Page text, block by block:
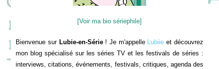
[Voir ma bio sériephile]
Bienvenue sur Lubie-en-Série! Je m'appelle Lubiie et découvrez
mon blog spécialisé sur les séries TV et les festivals de séries :
interviews, citations, événements, festivals, critiques, agenda des